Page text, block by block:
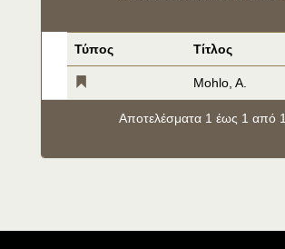
Τύπος Τίτλος
Mohlo, A.
Αποτελέσματα 1 έως 1 από 1